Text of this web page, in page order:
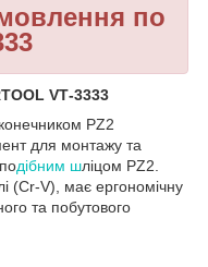
по
VT‑3333
PZ2
для монтажу та
дібним шліцом PZ2.
(Cr‑V), має ергономічну
та побутового